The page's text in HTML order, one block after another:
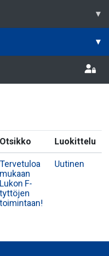
▾
▾
Otsikko Luokittelu
Tervetuloa
mukaan
Lukon F-
tyttöjen
toimintaan!
Uutinen